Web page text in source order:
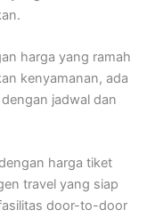
harga yang ramah
kenyamanan, ada
jadwal dan
harga tiket
travel yang siap
door-to-door